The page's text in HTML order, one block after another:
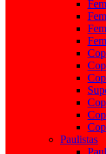
Paulistas